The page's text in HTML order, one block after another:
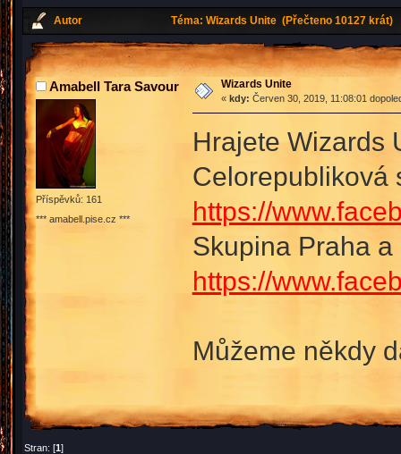
Autor Téma: Wizards Unite (Přečteno 10127 krát)
Amabell Tara Savour
Příspěvků: 161
*** amabell.pise.cz ***
Wizards Unite
« kdy: Červen 30, 2019, 11:08:01
Hrajete Wizards
Celorepubliková
https://
Skupina Praha a
https://
Můžeme někdy
Stran: [1]